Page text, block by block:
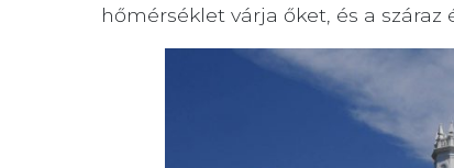
hőmérséklet várja őket, és a száraz